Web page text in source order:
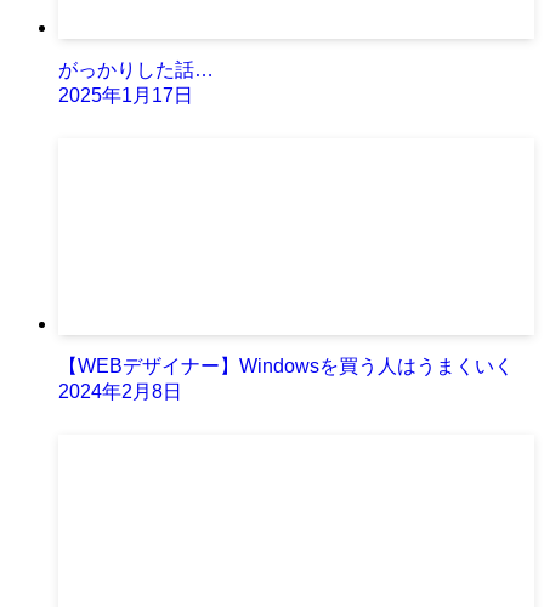
がっかりした話…
2025年1月17日
【WEBデザイナー】Windowsを買う人はうまくいく
2024年2月8日